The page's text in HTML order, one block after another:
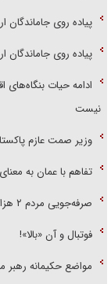
پیاده روی جاماندگان
پیاده روی جاماندگان
ادامه حیات
نیست
وزیر صمت عازم
تفاهم با عمان به
صرفه‌جویی مردم ۲ هزار مگاوات برق تولید کرد
فوتبال و آن «بالا»!
مواضع حکیمانه رهبر